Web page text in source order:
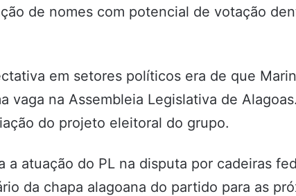
de nomes com potencial de votação
em setores políticos era de que
vaga na Assembleia Legislativa de
do projeto eleitoral do grupo.
a atuação do PL na disputa por cadeiras
da chapa alagoana do partido para as